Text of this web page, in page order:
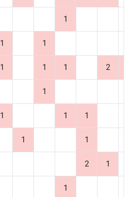
1
1 1
1 1 1 2
1
1 1 1
1 1
2 1
1